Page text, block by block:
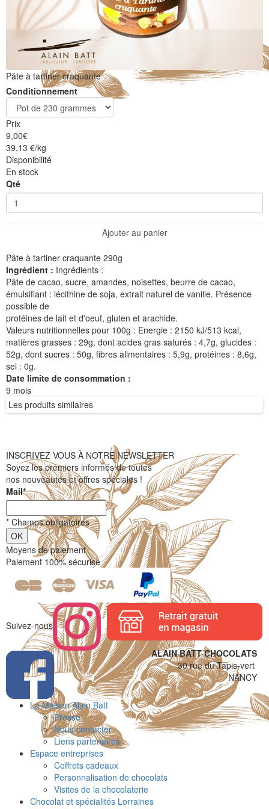
Pâte à tartiner craquante
Conditionnement
Prix
9,00€
39,13 €/kg
Disponibilité
En stock
Qté
Ajouter au panier
Pâte à tartiner craquante 290g
Ingrédient : Ingrédients :
Pâte de cacao, sucre, amandes, noisettes, beurre de cacao,
émulsifiant : lécithine de soja, extrait naturel de vanille. Présence
possible de
protéines de lait et d'oeuf, gluten et arachide.
Valeurs nutritionnelles pour 100g : Energie : 2150 kJ/513 kcal,
matières grasses : 29g, dont acides gras saturés : 4,7g, glucides :
52g, dont sucres : 50g, fibres alimentaires : 5,9g, protéines : 8,6g,
sel : 0g.
Date limite de consommation :
9 mois
Les produits similaires
INSCRIVEZ VOUS À NOTRE NEWSLETTER
Soyez les premiers informés de toutes
nos nouveautés et offres spéciales !
Mail*
* Champs obligatoires
Moyens de paiement
Paiement 100% sécurisé
ALAIN BATT CHOCOLATS
30 rue du Tapis-vert
NANCY
Suivez-nous
La Maison Alain Batt
Presse
Nous contacter
Liens partenaires
Espace entreprises
Coffrets cadeaux
Personnalisation de chocolats
Visites de la chocolaterie
Chocolat et spécialités Lorraines